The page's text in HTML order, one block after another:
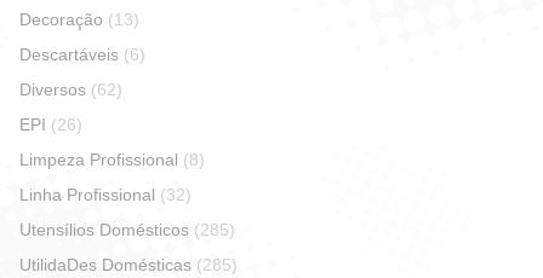
Decoração (13)
Descartáveis (6)
Diversos (62)
EPI (26)
Limpeza Profissional (8)
Linha Profissional (32)
Utensílios Domésticos (285)
UtilidaDes Domésticas (285)